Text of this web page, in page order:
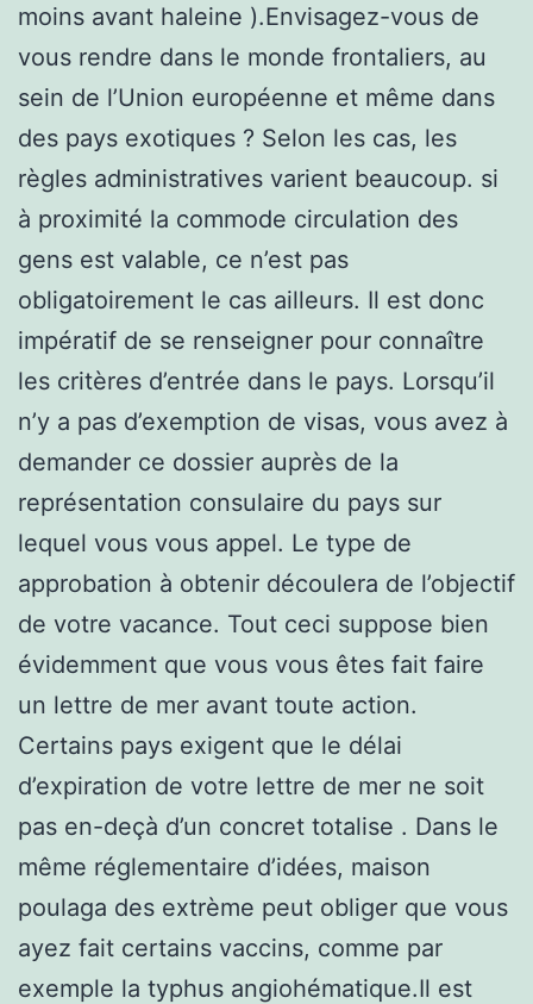
moins avant haleine ).Envisagez-vous de
vous rendre dans le monde frontaliers, au
sein de l’Union européenne et même dans
des pays exotiques ? Selon les cas, les
règles administratives varient beaucoup. si
à proximité la commode circulation des
gens est valable, ce n’est pas
obligatoirement le cas ailleurs. Il est donc
impératif de se renseigner pour connaître
les critères d’entrée dans le pays. Lorsqu’il
n’y a pas d’exemption de visas, vous avez à
demander ce dossier auprès de la
représentation consulaire du pays sur
lequel vous vous appel. Le type de
approbation à obtenir découlera de l’objectif
de votre vacance. Tout ceci suppose bien
évidemment que vous vous êtes fait faire
un lettre de mer avant toute action.
Certains pays exigent que le délai
d’expiration de votre lettre de mer ne soit
pas en-deçà d’un concret totalise . Dans le
même réglementaire d’idées, maison
poulaga des extrème peut obliger que vous
ayez fait certains vaccins, comme par
exemple la typhus angiohématique.Il est